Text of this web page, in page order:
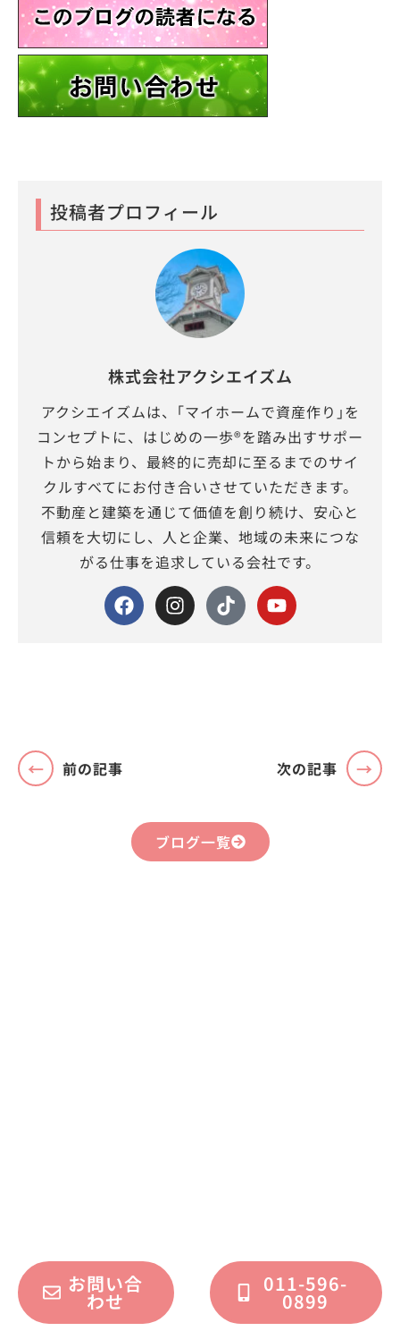
投稿者プロフィール
株式会社アクシエイズム
アクシエイズムは、｢マイホームで資産作り｣を
コンセプトに、はじめの一歩®を踏み出すサポー
トから始まり、最終的に売却に至るまでのサイ
クルすべてにお付き合いさせていただきます。
不動産と建築を通じて価値を創り続け、安心と
信頼を大切にし、人と企業、地域の未来につな
がる仕事を追求している会社です。
前の記事 次の記事
ブログ一覧
お問い合
わせ
011-596-
0899